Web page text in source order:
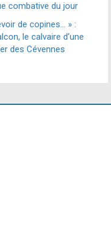
combative du jour
de copines… » :
le calvaire d’une
des Cévennes